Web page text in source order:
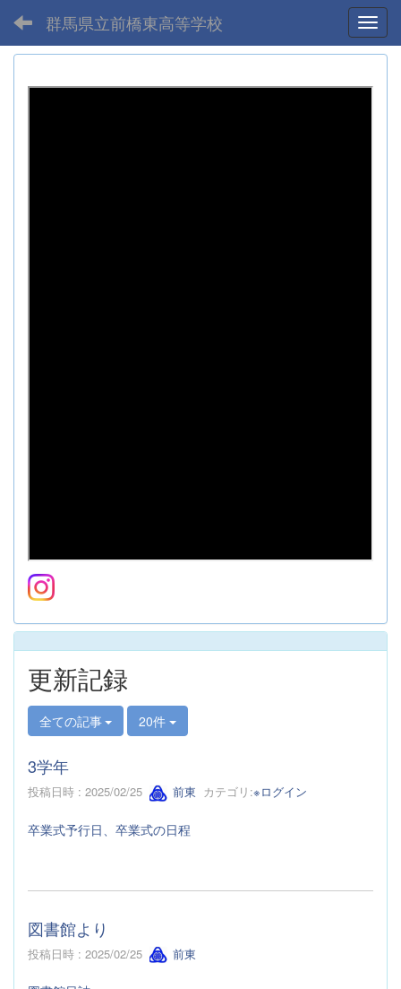
群馬県立前橋東高等学校
更新記録
全ての記事 20件
3学年
投稿日時 : 2025/02/25 前東 カテゴリ:※ログイン
卒業式予行日、卒業式の日程
図書館より
投稿日時 : 2025/02/25 前東